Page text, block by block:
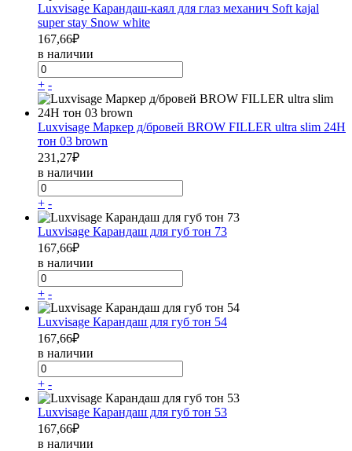
Luxvisage Карандаш-каял для глаз механич Soft kajal
super stay Snow white
167,66₽
в наличии
+ -
Luxvisage Маркер д/бровей BROW FILLER ultra slim 24H
тон 03 brown
231,27₽
в наличии
+ -
Luxvisage Карандаш для губ тон 73
167,66₽
в наличии
+ -
Luxvisage Карандаш для губ тон 54
167,66₽
в наличии
+ -
Luxvisage Карандаш для губ тон 53
167,66₽
в наличии